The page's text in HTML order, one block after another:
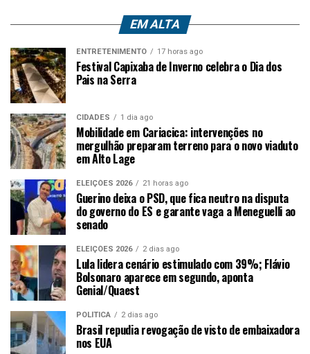
EM ALTA
ENTRETENIMENTO 17 horas ago
Festival Capixaba de Inverno celebra o Dia dos
Pais na Serra
CIDADES 1 dia ago
Mobilidade em Cariacica: intervenções no
mergulhão preparam terreno para o novo viaduto
em Alto Lage
ELEIÇÕES 2026 21 horas ago
Guerino deixa o PSD, que fica neutro na disputa
do governo do ES e garante vaga a Meneguelli ao
senado
ELEIÇÕES 2026 2 dias ago
Lula lidera cenário estimulado com 39%; Flávio
Bolsonaro aparece em segundo, aponta
Genial/Quaest
POLÍTICA 2 dias ago
Brasil repudia revogação de visto de embaixadora
nos EUA